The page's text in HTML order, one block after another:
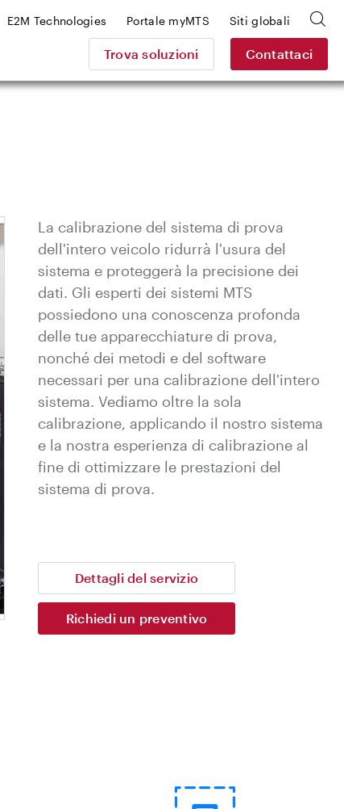
Trova soluzioni Contattaci
E2M Technologies Portale myMTS Siti globali
La calibrazione del sistema di prova
dell'intero veicolo ridurrà l'usura del
sistema e proteggerà la precisione dei
dati. Gli esperti dei sistemi MTS
possiedono una conoscenza profonda
delle tue apparecchiature di prova,
nonché dei metodi e del software
necessari per una calibrazione dell'intero
sistema. Vediamo oltre la sola
calibrazione, applicando il nostro sistema
e la nostra esperienza di calibrazione al
fine di ottimizzare le prestazioni del
sistema di prova.
Dettagli del servizio
Richiedi un preventivo